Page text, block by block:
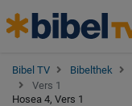
Bibel TV Bibelthek
Vers 1
Hosea 4, Vers 1